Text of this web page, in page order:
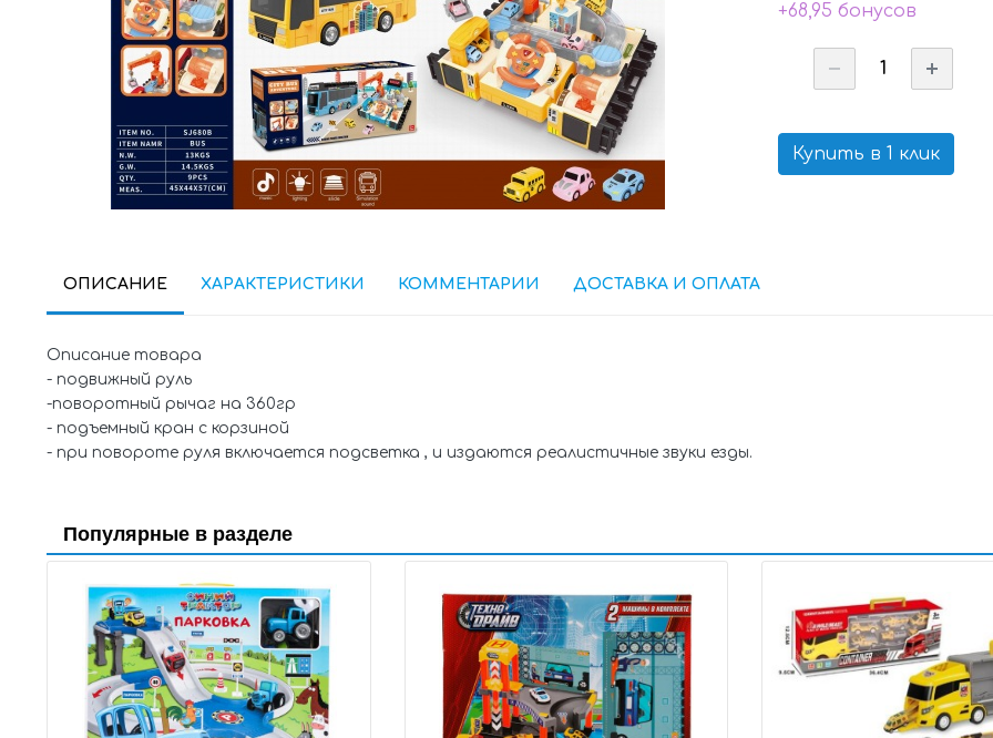
+68,95 бонусов
Купить в 1 клик
ОПИСАНИЕ ХАРАКТЕРИСТИКИ КОММЕНТАРИИ ДОСТАВКА И ОПЛАТА
Описание товара
- подвижный руль
-поворотный рычаг на 360гр
- подъемный кран с корзиной
- при повороте руля включается подсветка , и издаются реалистичные звуки езды.
Популярные в разделе